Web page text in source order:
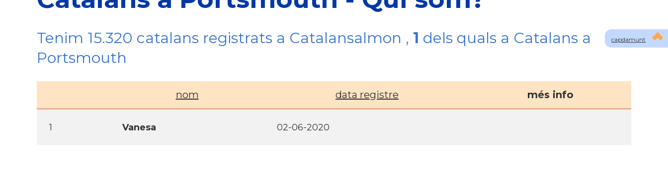
capdamunt
Tenim 15.320 catalans registrats a Catalansalmon , 1 dels quals a Catalans a
Portsmouth
nom data registre més info
1 Vanesa 02-06-2020